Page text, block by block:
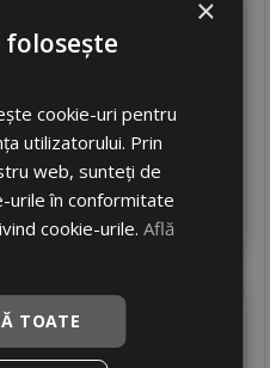
In stoc - peste 12 buc
livrare 24/48 ore
Stoc magazin
4 Adauga in cos
all season
91V
×
folosește
cookie-uri pentru
utilizatorului. Prin
web, sunteți de
urile în conformitate
cookie-urile.Află
TOATE